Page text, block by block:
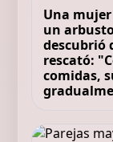
Una
un
descubrió
rescató:
comidas,